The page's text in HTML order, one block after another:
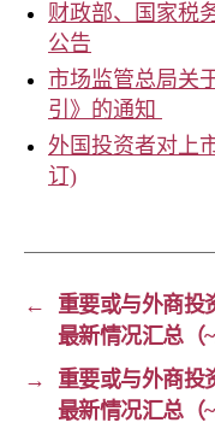
财政部、国家税
公告
市场监管总局关
引》的通知
外国投资者对上
订)
←
重要或与外商投
最新情况汇总（
→
重要或与外商投
最新情况汇总（